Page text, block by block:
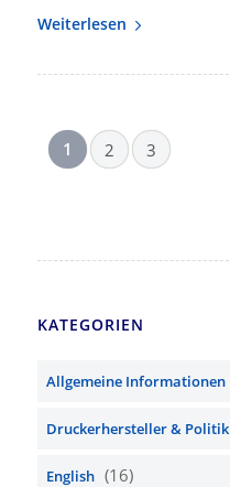
Weiterlesen
1 2 3
KATEGORIEN
Allgemeine Informationen
Druckerhersteller & Politik
English (16)